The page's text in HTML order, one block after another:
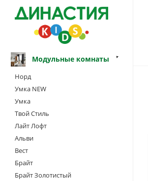
Модульные комнаты
Норд
Умка NEW
Умка
Твой Стиль
Лайт Лофт
Альви
Вест
Брайт
Брайт Золотистый